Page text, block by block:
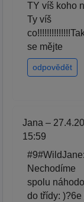
TY víš koho
Ty víš
se mějte
odpovědět
Jana –
15:59
Nechodíme
spolu
do třídy: )?6e